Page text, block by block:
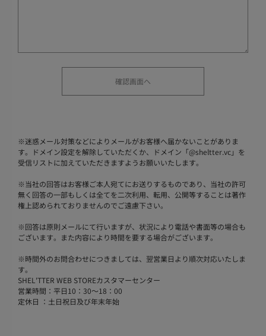
※迷惑メール対策などによりメールがお客様へ届かないことがありま
す。ドメイン設定を解除していただくか、ドメイン「@sheltter.vc」を
受信リストに加えていただきますようお願いいたします。
※当社の回答はお客様ご本人宛てにお送りするものであり、当社の許可
無く回答の一部もしくは全てを二次利用、転用、公開等することは著作
権上認められておりませんのでご遠慮下さい。
※回答は原則メールにて行いますが、状況により電話や書面等の場合も
ございます。また内容により時間を要する場合がございます。
※時間外のお問合わせにつきましては、翌営業日より順次対応いたしま
す。
SHEL'TTER WEB STOREカスタマーセンター
営業時間：平日10：30～18：00
定休日 ：土日祝日及び年末年始